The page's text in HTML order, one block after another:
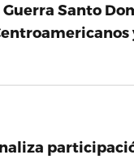
Guerra Santo